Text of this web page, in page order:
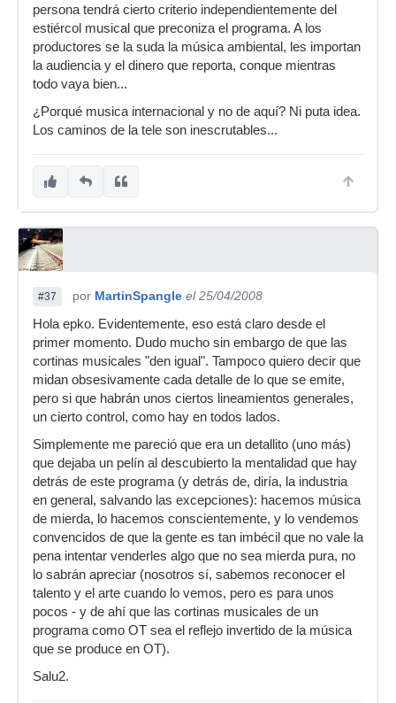
persona tendrá cierto criterio independientemente del
estiércol musical que preconiza el programa. A los
productores se la suda la música ambiental, les importan
la audiencia y el dinero que reporta, conque mientras
todo vaya bien...
¿Porqué musica internacional y no de aquí? Ni puta idea.
Los caminos de la tele son inescrutables...
#37 por MartinSpangle el 25/04/2008
Hola epko. Evidentemente, eso está claro desde el
primer momento. Dudo mucho sin embargo de que las
cortinas musicales "den igual". Tampoco quiero decir que
midan obsesivamente cada detalle de lo que se emite,
pero si que habrán unos ciertos lineamientos generales,
un cierto control, como hay en todos lados.
Simplemente me pareció que era un detallito (uno más)
que dejaba un pelín al descubierto la mentalidad que hay
detrás de este programa (y detrás de, diría, la industria
en general, salvando las excepciones): hacemos música
de mierda, lo hacemos conscientemente, y lo vendemos
convencidos de que la gente es tan imbécil que no vale la
pena intentar venderles algo que no sea mierda pura, no
lo sabrán apreciar (nosotros sí, sabemos reconocer el
talento y el arte cuando lo vemos, pero es para unos
pocos - y de ahí que las cortinas musicales de un
programa como OT sea el reflejo invertido de la música
que se produce en OT).
Salu2.